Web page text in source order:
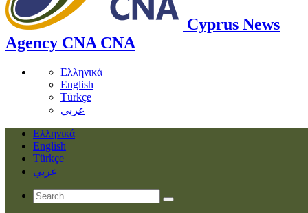
Cyprus News
Agency CNA CNA
Ελληνικά
English
Türkçe
عربي
Ελληνικά
English
Türkçe
عربي